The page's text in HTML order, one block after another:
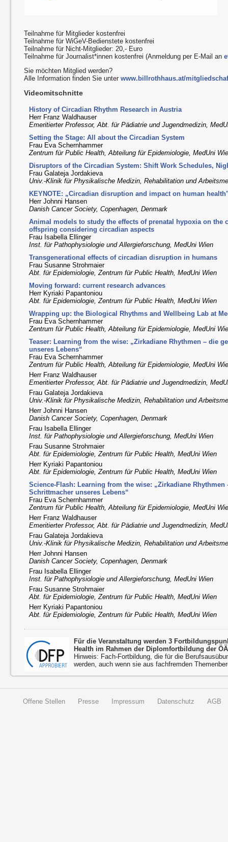
Teilnahme für Mitglieder kostenfrei
Teilnahme für WiGeV-Bedienstete kostenfrei
Teilnahme für Nicht-Mitglieder: 20,- Euro
Teilnahme für Journalist*innen kostenfrei (Anmeldung per E-Mail an
Sie möchten Mitglied werden?
Alle Information finden Sie unterwww.billrothhaus.at/
Videomitschnitte
History of Circadian Rhythm Research in Austria
Herr Franz Waldhauser
Emeritierter Professor, Abt. für Pädiatrie und Jugendmedizin,
Setting the Stage: All about the Circadian System
Frau Eva Schernhammer
Zentrum für Public Health, Abteilung für Epidemiologie, MedUni
Disruptors of the Circadian System: Shift Work Schedules,
Frau Galateja Jordakieva
Univ.-Klinik für Physikalische Medizin, Rehabilitation und
KEYNOTE: „Circadian disruption and impact on human
Herr Johnni Hansen
Danish Cancer Society, Copenhagen, Denmark
Animal models to study the effects of prenatal hypoxia on the
offspring considering circadian aspects
Frau Isabella Ellinger
Inst. für Pathophysiologie und Allergieforschung, MedUni Wien
Transgenerational effects of circadian disruption in humans
Frau Susanne Strohmaier
Abt. für Epidemiologie, Zentrum für Public Health, MedUni Wien
Moving forward: current research advances
Herr Kyriaki Papantoniou
Abt. für Epidemiologie, Zentrum für Public Health, MedUni Wien
Wrapping up: the Biological Rhythms and Wellbeing Lab at
Frau Eva Schernhammer
Zentrum für Public Health, Abteilung für Epidemiologie, MedUni
Teaser: Learning from the wise: „Zirkadiane Rhythmen – die
unseres Lebens“
Frau Eva Schernhammer
Zentrum für Public Health, Abteilung für Epidemiologie, MedUni
Herr Franz Waldhauser
Emeritierter Professor, Abt. für Pädiatrie und Jugendmedizin,
Frau Galateja Jordakieva
Univ.-Klinik für Physikalische Medizin, Rehabilitation und
Herr Johnni Hansen
Danish Cancer Society, Copenhagen, Denmark
Frau Isabella Ellinger
Inst. für Pathophysiologie und Allergieforschung, MedUni Wien
Frau Susanne Strohmaier
Abt. für Epidemiologie, Zentrum für Public Health, MedUni Wien
Herr Kyriaki Papantoniou
Abt. für Epidemiologie, Zentrum für Public Health, MedUni Wien
Science-Flash: Learning from the wise: „Zirkadiane Rhythmen
Schrittmacher unseres Lebens“
Frau Eva Schernhammer
Zentrum für Public Health, Abteilung für Epidemiologie, MedUni
Herr Franz Waldhauser
Emeritierter Professor, Abt. für Pädiatrie und Jugendmedizin,
Frau Galateja Jordakieva
Univ.-Klinik für Physikalische Medizin, Rehabilitation und
Herr Johnni Hansen
Danish Cancer Society, Copenhagen, Denmark
Frau Isabella Ellinger
Inst. für Pathophysiologie und Allergieforschung, MedUni Wien
Frau Susanne Strohmaier
Abt. für Epidemiologie, Zentrum für Public Health, MedUni Wien
Herr Kyriaki Papantoniou
Abt. für Epidemiologie, Zentrum für Public Health, MedUni Wien
Für die Veranstaltung werden 3
Health im Rahmen der Diplomfortbildung der
Hinweis: Fach-Fortbildung, die für die
werden, auch wenn sie aus fachfremden
Offene Stellen Presse Impressum Datenschutz AGB